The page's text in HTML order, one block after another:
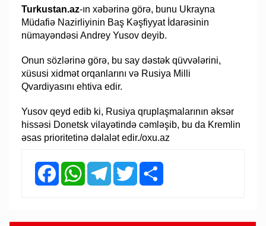
Turkustan.az-ın xəbərinə görə, bunu Ukrayna
Müdafiə Nazirliyinin Baş Kəşfiyyat İdarəsinin
nümayəndəsi Andrey Yusov deyib.
Onun sözlərinə görə, bu say dəstək qüvvələrini,
xüsusi xidmət orqanlarını və Rusiya Milli
Qvardiyasını ehtiva edir.
Yusov qeyd edib ki, Rusiya qruplaşmalarının əksər
hissəsi Donetsk vilayətində cəmləşib, bu da Kremlin
əsas prioritetinə dəlalət edir./oxu.az
FacebookWhatsAppTelegramTwitter